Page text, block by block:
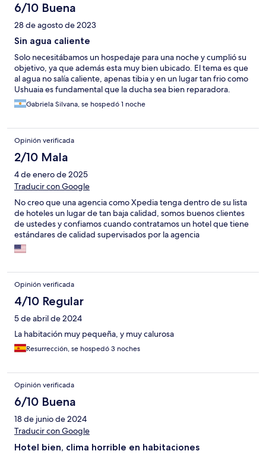
6/10 Buena
28 de agosto de 2023
Sin agua caliente
Solo necesitábamos un hospedaje para una noche y cumplió su
objetivo, ya que además esta muy bien ubicado. El tema es que
al agua no salía caliente, apenas tibia y en un lugar tan frio como
Ushuaia es fundamental que la ducha sea bien reparadora.
Gabriela Silvana, se hospedó 1 noche
Opinión verificada
2/10 Mala
4 de enero de 2025
Traducir con Google
No creo que una agencia como Xpedia tenga dentro de su lista
de hoteles un lugar de tan baja calidad, somos buenos clientes
de ustedes y confiamos cuando contratamos un hotel que tiene
estándares de calidad supervisados por la agencia
Opinión verificada
4/10 Regular
5 de abril de 2024
La habitación muy pequeña, y muy calurosa
Resurrección, se hospedó 3 noches
Opinión verificada
6/10 Buena
18 de junio de 2024
Traducir con Google
Hotel bien, clima horrible en habitaciones